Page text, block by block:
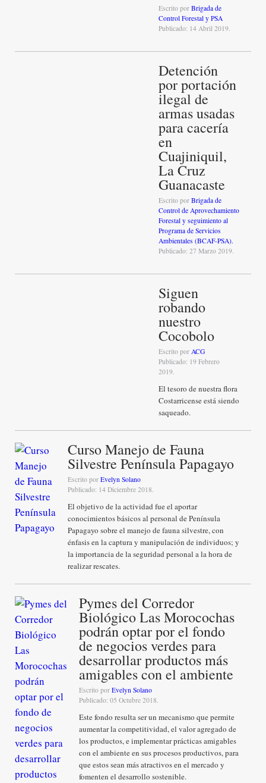
Escrito por Brigada de
Control Forestal y PSA
Publicado: 14 Abril 2019.
Detención
por portación
ilegal de
armas usadas
para cacería
en
Cuajiniquil,
La Cruz
Guanacaste
Escrito por Brigada de
Control de Aprovechamiento
Forestal y seguimiento al
Programa de Servicios
Ambientales (BCAF-PSA).
Publicado: 27 Marzo 2019.
Siguen
robando
nuestro
Cocobolo
Escrito por ACG
Publicado: 19 Febrero
2019.
El tesoro de nuestra flora
Costarricense está siendo
saqueado.
Curso Manejo de Fauna
Silvestre Península Papagayo
Escrito por Evelyn Solano
Publicado: 14 Diciembre 2018.
El objetivo de la actividad fue el aportar
conocimientos básicos al personal de Península
Papagayo sobre el manejo de fauna silvestre, con
énfasis en la captura y manipulación de individuos; y
la importancia de la seguridad personal a la hora de
realizar rescates.
Pymes del Corredor
Biológico Las Morocochas
podrán optar por el fondo
de negocios verdes para
desarrollar productos más
amigables con el ambiente
Escrito por Evelyn Solano
Publicado: 05 Octubre 2018.
Este fondo resulta ser un mecanismo que permite
aumentar la competitividad, el valor agregado de
los productos, e implementar prácticas amigables
con el ambiente en sus procesos productivos, para
que estos sean más atractivos en el mercado y
fomenten el desarrollo sostenible.